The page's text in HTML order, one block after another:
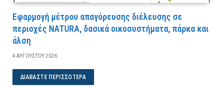
Εφαρμογή μέτρου απαγόρευσης διέλευσης σε
περιοχές NATURA, δασικά οικοσυστήματα, πάρκα και
άλση
4 ΑΥΓΟΎΣΤΟΥ 2026
ΔΙΑΒΆΣΤΕ ΠΕΡΙΣΣΌΤΕΡΑ